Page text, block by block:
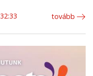
tovább